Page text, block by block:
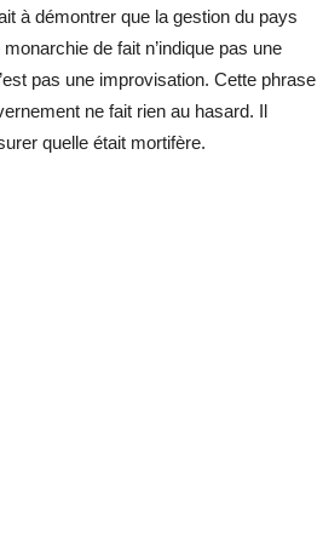
à démontrer que la gestion du pays
de fait n’indique pas une
pas une improvisation. Cette phrase
ne fait rien au hasard. Il
quelle était mortifère.